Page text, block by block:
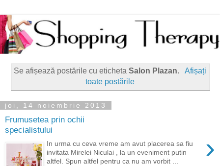
Se afișează postările cu etichetaSalon Plazan.
Afișați
toate postările
joi, 14 noiembrie 2013
Frumusetea prin ochii
specialistului
›
In urma cu ceva vreme am avut placerea sa fiu
invitata Mirelei Niculai , la un eveniment putin
altfel. Spun altfel pentru ca nu am vorbit ...